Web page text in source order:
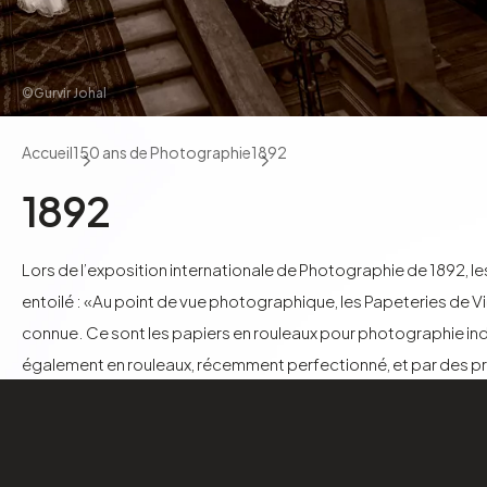
©Gurvir Johal
Accueil150 ans de Photographie1892
1892
Lors de l’exposition internationale de Photographie de 1892,
entoilé : «Au point de vue photographique, les Papeteries de
connue. Ce sont les papiers en rouleaux pour photographie
également en rouleaux, récemment perfectionné, et par des